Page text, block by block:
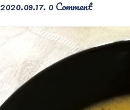
2020.09.17. 0 Comment